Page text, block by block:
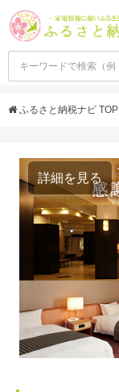
ふるさと納税ナビ TOP
詳細を見る